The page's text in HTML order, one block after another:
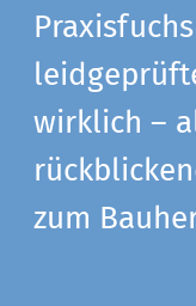
wirklich –
zum